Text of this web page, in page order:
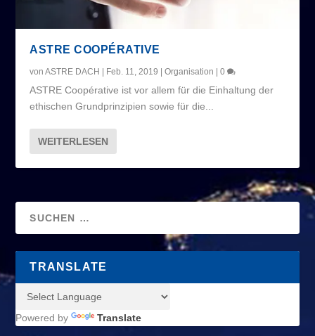
ASTRE COOPÉRATIVE
vonASTRE DACH | Feb. 11, 2019 |Organisation |0
ASTRE Coopérative ist vor allem für die Einhaltung der
ethischen Grundprinzipien sowie für die...
WEITERLESEN
TRANSLATE
Powered by Translate